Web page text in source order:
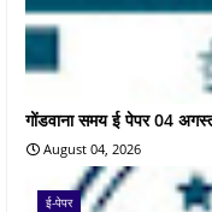
गोंडवाना समय ई पेपर 04
August 04, 2026
ई-पेपर